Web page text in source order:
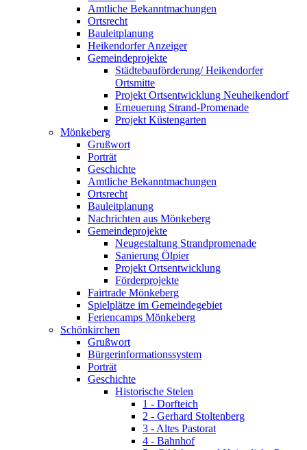
Amtliche Bekanntmachungen
Ortsrecht
Bauleitplanung
Heikendorfer Anzeiger
Gemeindeprojekte
Städtebauförderung/ Heikendorfer
Ortsmitte
Projekt Ortsentwicklung Neuheikendorf
Erneuerung Strand-Promenade
Projekt Küstengarten
Mönkeberg
Grußwort
Porträt
Geschichte
Amtliche Bekanntmachungen
Ortsrecht
Bauleitplanung
Nachrichten aus Mönkeberg
Gemeindeprojekte
Neugestaltung Strandpromenade
Sanierung Ölpier
Projekt Ortsentwicklung
Förderprojekte
Fairtrade Mönkeberg
Spielplätze im Gemeindegebiet
Feriencamps Mönkeberg
Schönkirchen
Grußwort
Bürgerinformationssystem
Porträt
Geschichte
Historische Stelen
1 - Dorfteich
2 - Gerhard Stoltenberg
3 - Altes Pastorat
4 - Bahnhof